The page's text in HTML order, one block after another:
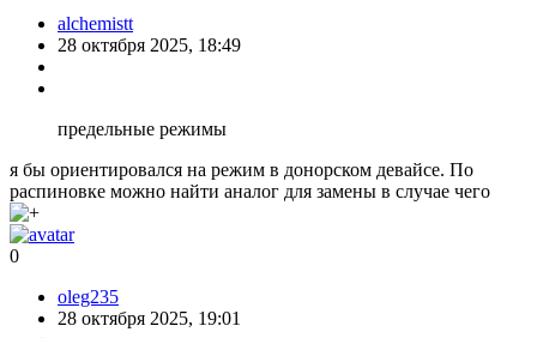
alchemistt
28 октября 2025, 18:49
предельные режимы
я бы ориентировался на режим в донорском девайсе. По
распиновке можно найти аналог для замены в случае чего
0
oleg235
28 октября 2025, 19:01